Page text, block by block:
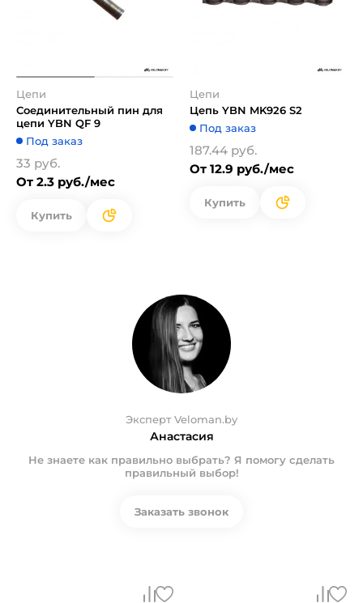
Цепи
Соединительный пин для
цепи YBN QF 9
Под заказ
33 руб.
От 2.3 руб./мес
Купить
Цепи
Цепь YBN MK926 S2
Под заказ
187.44 руб.
От 12.9 руб./мес
Купить
Эксперт Veloman.by
Анастасия
Не знаете как правильно выбрать? Я помогу сделать
правильный выбор!
Заказать звонок